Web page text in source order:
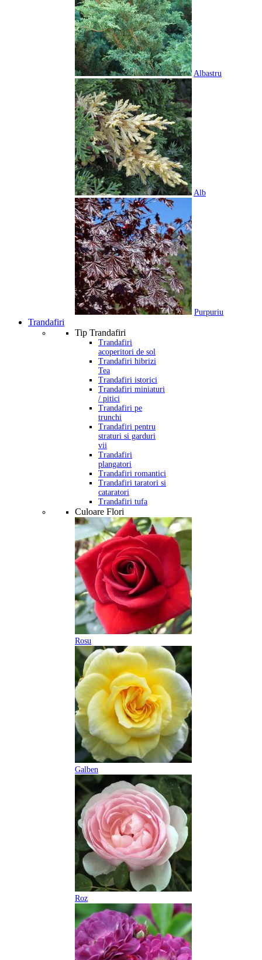
Albastru
Alb
Purpuriu
Trandafiri
Tip Trandafiri
Trandafiri
acoperitori de sol
Trandafiri hibrizi
Tea
Trandafiri istorici
Trandafiri miniaturi
/ pitici
Trandafiri pe
trunchi
Trandafiri pentru
straturi si garduri
vii
Trandafiri
plangatori
Trandafiri romantici
Trandafiri taratori si
cataratori
Trandafiri tufa
Culoare Flori
Rosu
Galben
Roz